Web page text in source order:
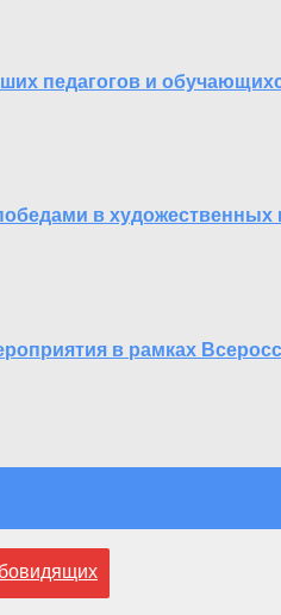
педагогов и
в художественных
в рамках